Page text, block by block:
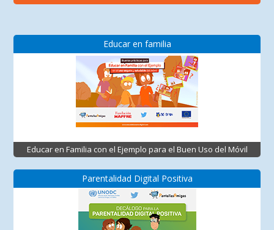
Educar en familia
Educar en Familia con el Ejemplo para el Buen Uso del Móvil
Parentalidad Digital Positiva